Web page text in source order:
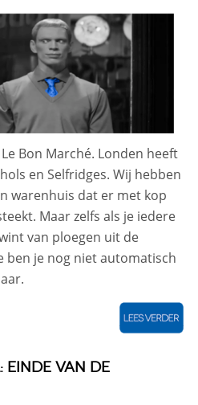
Bon Marché. Londen heeft
en Selfridges. Wij hebben
warenhuis dat er met kop
Maar zelfs als je iedere
van ploegen uit de
ben je nog niet automatisch
EINDE VAN DE